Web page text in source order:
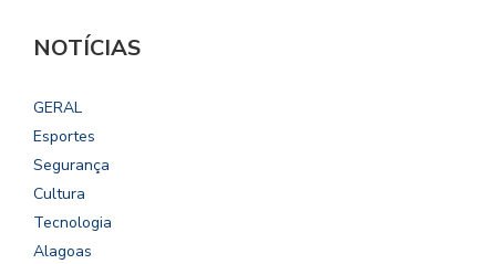
NOTÍCIAS
GERAL
Esportes
Segurança
Cultura
Tecnologia
Alagoas